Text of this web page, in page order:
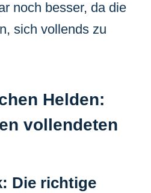
noch besser, da die
sich vollends zu
Helden:
vollendeten
Die richtige